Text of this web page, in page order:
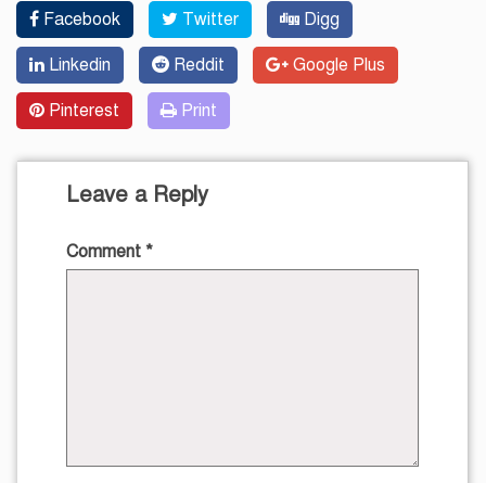
Facebook Twitter Digg
Linkedin Reddit Google Plus
Pinterest Print
Leave a Reply
Comment *